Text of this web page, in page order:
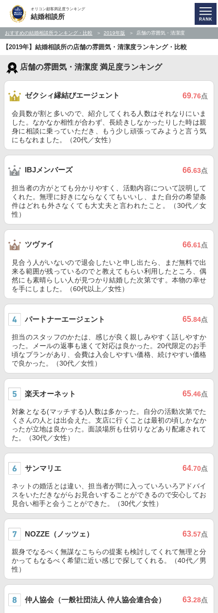
オリコン顧客満足度ランキング
結婚相談所
おすすめの結婚相談所ランキング・比較 2019年版 店舗の雰囲気・清潔度
【2019年】結婚相談所の店舗の雰囲気・清潔度ランキング・比較
店舗の雰囲気・清潔度 満足度ランキング
ゼクシィ縁結びエージェント 69.76点
会員数が割と多いので、紹介してくれる人数はそれなりにいま
した。なかなか相性が合わず、長続きしなかったりした時は親
身に相談に乗っていただき、もう少し頑張ってみようと言う気
にもなれました。（20代／女性）
IBJメンバーズ 66.63点
担当者の方がとても分かりやすく、活動内容について説明して
くれた。無理に好きにならなくてもいいし、また自分の希望条
件はどれも外さなくても大丈夫と言われたこと。（30代／女
性）
ツヴァイ 66.61点
見合う人がいないので退会したいと申し出たら、まだ無料で出
来る範囲が残っているのでと教えてもらい利用したところ、偶
然にも素晴らしい人が見つかり結婚した次第です。本物の幸せ
を手にしました。（60代以上／女性）
パートナーエージェント 65.84点
担当のスタッフのかたは、感じが良く親しみやすく話しやすか
った。メールの返事も速くて対応は良かった。20代限定のお手
頃なプランがあり、会費は入会しやすい価格、続けやすい価格
で良かった。（30代／女性）
楽天オーネット 65.46点
対象となる(マッチする)人数は多かった。自分の活動次第でた
くさんの人とは出会えた。支店に行くことは最初の頃しかなか
ったが立地は良かった。面談場所も仕切りなどあり配慮されて
た。（30代／女性）
サンマリエ 64.70点
ネットの婚活とは違い、担当者が間に入っていろいろアドバイ
スをいただきながらお見合いすることができるので安心してお
見合い相手と会うことができた。（30代／女性）
NOZZE（ノッツェ） 63.57点
親身でなるべく無謀なこちらの提案も検討してくれて無理と分
かってもなるべく希望に近い感じで探してくれる。（40代／男
性）
仲人協会（一般社団法人 仲人協会連合会） 63.28点